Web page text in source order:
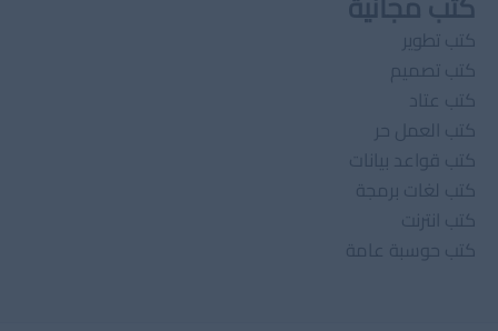
كتب تطوير
كتب تصميم
كتب عتاد
كتب العمل حر
كتب قواعد بيانات
كتب لغات برمجة
كتب انترنت
كتب حوسبة عامة